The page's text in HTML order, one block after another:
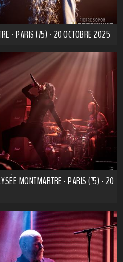
- PARIS (75) - 20 OCTOBRE 2025
MONTMARTRE - PARIS (75) - 20